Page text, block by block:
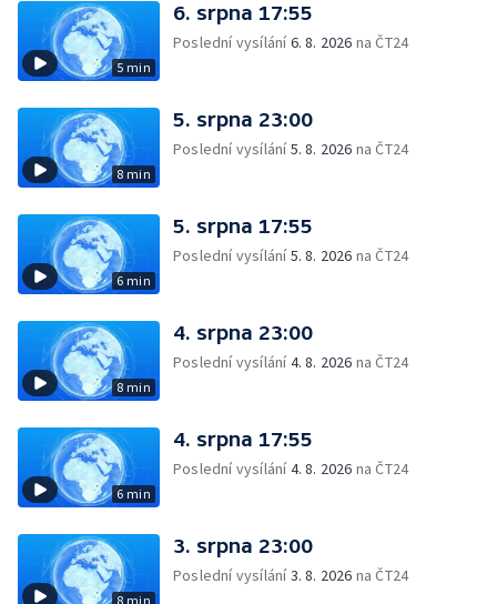
5 min
6. srpna 17:55
Poslední vysílání6. 8. 2026 na ČT24
8 min
5. srpna 23:00
Poslední vysílání5. 8. 2026 na ČT24
6 min
5. srpna 17:55
Poslední vysílání5. 8. 2026 na ČT24
8 min
4. srpna 23:00
Poslední vysílání4. 8. 2026 na ČT24
6 min
4. srpna 17:55
Poslední vysílání4. 8. 2026 na ČT24
8 min
3. srpna 23:00
Poslední vysílání3. 8. 2026 na ČT24